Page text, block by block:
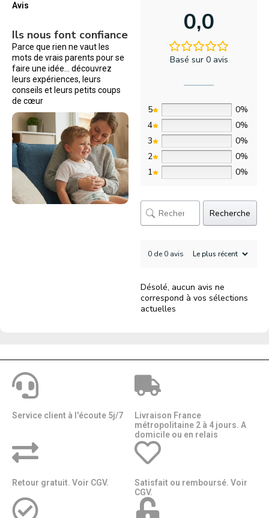
Avis
Ils nous font confiance
Parce que rien ne vaut les
mots de vrais parents pour se
faire une idée… découvrez
leurs expériences, leurs
conseils et leurs petits coups
de cœur
0,0
Basé sur 0 avis
5
0%
4
0%
3
0%
2
0%
1
0%
Recherche
0 de 0 avis
Désolé, aucun avis ne
correspond à vos sélections
actuelles
Service client à l'écoute 5j/7
Livraison France
métropolitaine 2 à 4 jours. A
domicile ou en relais​​
Retour gratuit. Voir CGV.
Satisfait ou remboursé. Voir
CGV.